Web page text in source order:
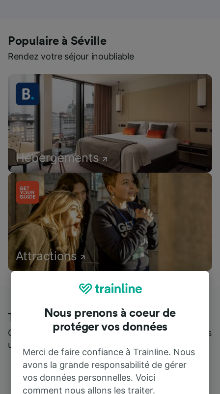
Populaire à Séville
Rendez votre séjour inoubliable
Hébergements
Attractions
Trainline : l'avis de nos clients
Qui mieux pour parler de nous, que ceux qui nous
utilisent ?
Nous prenons à coeur de
protéger vos données
Merci de faire confiance à Trainline. Nous
avons la grande responsabilité de gérer
vos données personnelles. Voici
comment nous allons les traiter.